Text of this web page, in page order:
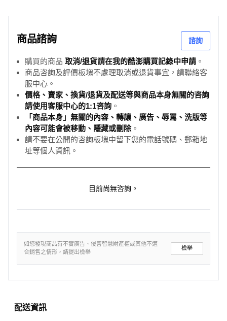
商品諮詢 諮詢
購買的商品 取消/退貨請在我的酷澎購買記錄中申請 。
商品咨詢及評價板塊不處理取消或退貨事宜，請聯絡客
服中心。
價格、賣家、換貨/退貨及配送等與商品本身無關的咨詢
請使用客服中心的1:1咨詢 。
「商品本身」無關的內容、轉讓、廣告、辱罵、洗版等
內容可能會被移動、隱藏或刪除。
請不要在公開的咨詢板塊中留下您的電話號碼、郵箱地
址等個人資訊。
目前尚無咨詢。
如您發現商品有不實廣告、侵害智慧財產權或其他不適
合銷售之情形，請提出檢舉
檢舉
配送資訊